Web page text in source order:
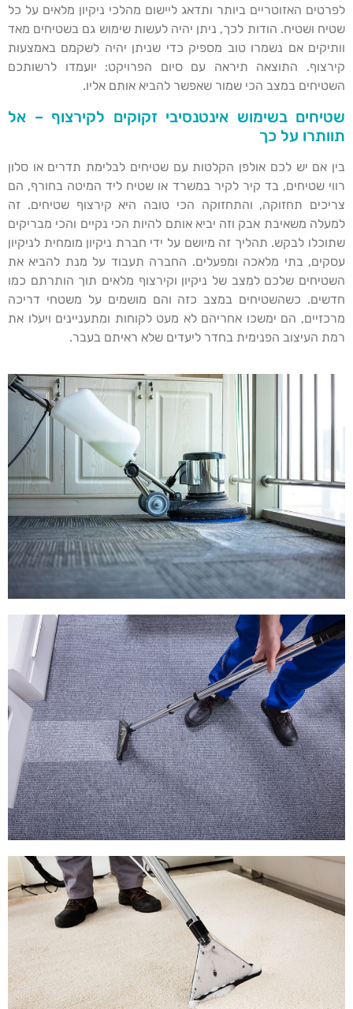
לפרטים האזוטריים ביותר ותדאג ליישום מהלכי ניקיון מלאים על כל
שטיח ושטיח. הודות לכך, ניתן יהיה לעשות שימוש גם בשטיחים מאד
וותיקים אם נשמרו טוב מספיק כדי שניתן יהיה לשקמם באמצעות
קירצוף. התוצאה תיראה עם סיום הפרויקט: יועמדו לרשותכם
השטיחים במצב הכי שמור שאפשר להביא אותם אליו.
שטיחים בשימוש אינטנסיבי זקוקים לקירצוף – אל
תוותרו על כך
בין אם יש לכם אולפן הקלטות עם שטיחים לבלימת תדרים או סלון
רווי שטיחים, בד קיר לקיר במשרד או שטיח ליד המיטה בחורף, הם
צריכים תחזוקה, והתחזוקה הכי טובה היא קירצוף שטיחים. זה
למעלה משאיבת אבק וזה יביא אותם להיות הכי נקיים והכי מבריקים
שתוכלו לבקש. תהליך זה מיושם על ידי חברת ניקיון מומחית לניקיון
עסקים, בתי מלאכה ומפעלים. החברה תעבוד על מנת להביא את
השטיחים שלכם למצב של ניקיון וקירצוף מלאים תוך הותרתם כמו
חדשים. כשהשטיחים במצב כזה והם מושמים על משטחי דריכה
מרכזיים, הם ימשכו אחריהם לא מעט לקוחות ומתעניינים ויעלו את
רמת העיצוב הפנימית בחדר ליעדים שלא ראיתם בעבר.